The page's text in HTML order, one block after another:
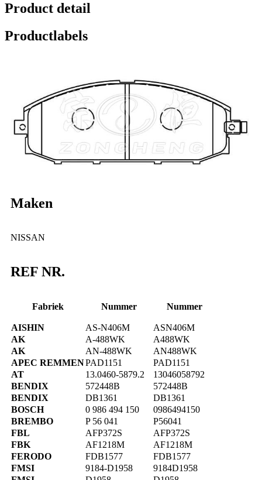
Product detail
Productlabels
Maken
NISSAN
REF NR.
Fabriek Nummer Nummer
AISHIN AS-N406M
ASN406M
AK
A-488WK
A488WK
AK
AN-488WK
AN488WK
APEC REMMENPAD1151
PAD1151
AT
13.0460-5879.2
13046058792
BENDIX
572448B
572448B
BENDIX
DB1361
DB1361
BOSCH
0 986 494 150
0986494150
BREMBO
P 56 041
P56041
FBL
AFP372S
AFP372S
FBK
AF1218M
AF1218M
FERODO
FDB1577
FDB1577
FMSI
9184-D1958
9184D1958